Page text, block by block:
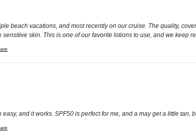
beach vacations, and most recently on our cruise. The quality,
skin. This is one of our favorite lotions to use, and we keep
and it works. SPF50 is perfect for me, and a may get a little tan,